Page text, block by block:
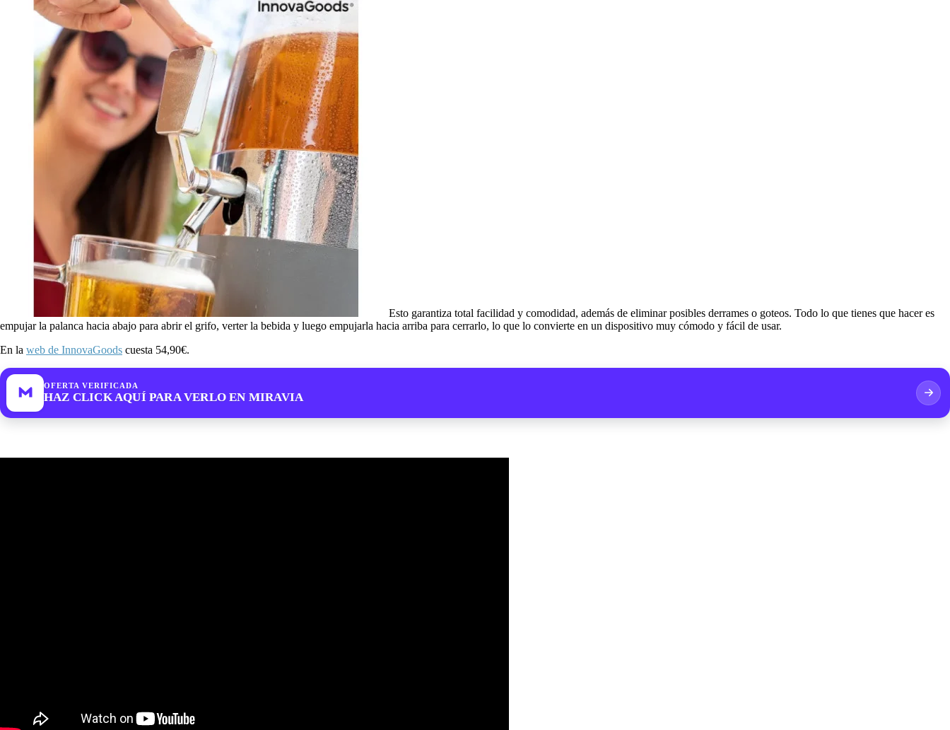
Esto garantiza total facilidad y comodidad, además de eliminar posibles derrames o goteos. Todo lo que tienes que hacer es
empujar la palanca hacia abajo para abrir el grifo, verter la bebida y luego empujarla hacia arriba para cerrarlo, lo que lo convierte en un dispositivo muy cómodo y fácil de usar.
En la web de InnovaGoods cuesta 54,90€.
OFERTA VERIFICADA
HAZ CLICK AQUÍ PARA VERLO EN MIRAVIA